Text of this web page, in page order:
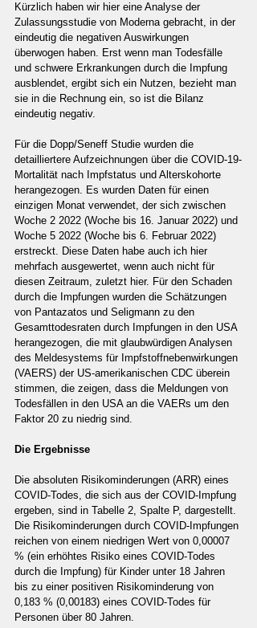
Kürzlich haben wir hier eine Analyse der
Zulassungsstudie von Moderna gebracht, in der
eindeutig die negativen Auswirkungen
überwogen haben. Erst wenn man Todesfälle
und schwere Erkrankungen durch die Impfung
ausblendet, ergibt sich ein Nutzen, bezieht man
sie in die Rechnung ein, so ist die Bilanz
eindeutig negativ.
Für die Dopp/Seneff Studie wurden die
detailliertere Aufzeichnungen über die COVID-19-
Mortalität nach Impfstatus und Alterskohorte
herangezogen. Es wurden Daten für einen
einzigen Monat verwendet, der sich zwischen
Woche 2 2022 (Woche bis 16. Januar 2022) und
Woche 5 2022 (Woche bis 6. Februar 2022)
erstreckt. Diese Daten habe auch ich hier
mehrfach ausgewertet, wenn auch nicht für
diesen Zeitraum, zuletzt hier. Für den Schaden
durch die Impfungen wurden die Schätzungen
von Pantazatos und Seligmann zu den
Gesamttodesraten durch Impfungen in den USA
herangezogen, die mit glaubwürdigen Analysen
des Meldesystems für Impfstoffnebenwirkungen
(VAERS) der US-amerikanischen CDC überein
stimmen, die zeigen, dass die Meldungen von
Todesfällen in den USA an die VAERs um den
Faktor 20 zu niedrig sind.
Die Ergebnisse
Die absoluten Risikominderungen (ARR) eines
COVID-Todes, die sich aus der COVID-Impfung
ergeben, sind in Tabelle 2, Spalte P, dargestellt.
Die Risikominderungen durch COVID-Impfungen
reichen von einem niedrigen Wert von 0,00007
% (ein erhöhtes Risiko eines COVID-Todes
durch die Impfung) für Kinder unter 18 Jahren
bis zu einer positiven Risikominderung von
0,183 % (0,00183) eines COVID-Todes für
Personen über 80 Jahren.